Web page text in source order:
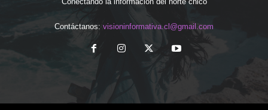
Contáctanos: visioninformativa.cl@gmail.com